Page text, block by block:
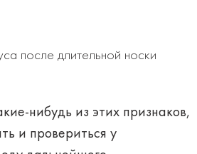
после длительной носки
нибудь из этих признаков,
и провериться у